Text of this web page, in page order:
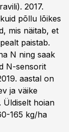
2017.
põllu lõikes
mis näitab, et
paistab.
N ning saak
N-sensorit
aastal on
ja väike
Üldiselt hoian
165 kg/ha